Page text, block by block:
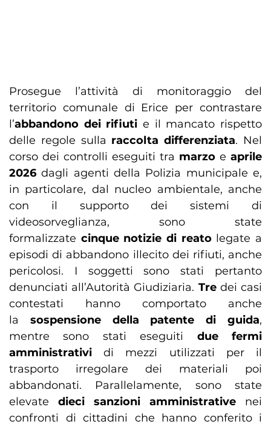
Prosegue l’attività di monitoraggio del
territorio comunale di Erice per contrastare
l’abbandono dei rifiuti e il mancato rispetto
delle regole sulla raccolta differenziata. Nel
corso dei controlli eseguiti tra marzo e aprile
2026 dagli agenti della Polizia municipale e,
in particolare, dal nucleo ambientale, anche
con il supporto dei sistemi di
videosorveglianza, sono state
formalizzate cinque notizie di reatolegate a
episodi di abbandono illecito dei rifiuti, anche
pericolosi. I soggetti sono stati pertanto
denunciati all’Autorità Giudiziaria. Tre dei casi
contestati hanno comportato anche
la sospensione della patente di guida,
mentre sono stati eseguiti due fermi
amministratividi mezzi utilizzati per il
trasporto irregolare dei materiali poi
abbandonati. Parallelamente, sono state
elevate dieci sanzioni amministrative nei
confronti di cittadini che hanno conferito i